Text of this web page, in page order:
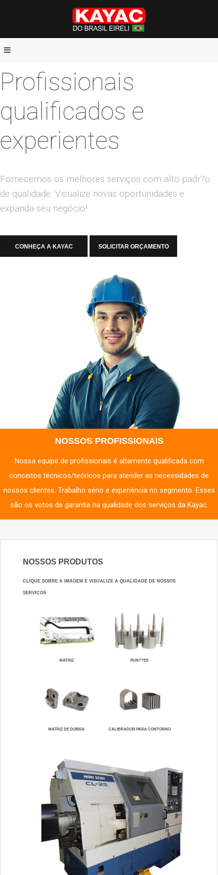
Profissionais
qualificados e
experientes
Fornecemos os melhores serviços com alto padr?o
de qualidade. Visualize novas oportunidades e
expanda seu negócio!
CONHEÇA A KAYAC SOLICITAR ORÇAMENTO
NOSSOS PROFISSIONAIS
Nossa equipe de profissionais é altamente qualificada com
conceitos técnicos/teóricos para atender as necessidades de
nossos clientes. Trabalho sério e experiência no segmento. Esses
são os votos de garantia na qualidade dos serviços da Kayac.
NOSSOS PRODUTOS
CLIQUE SOBRE A IMAGEM E VISUALIZE A QUALIDADE DE NOSSOS
SERVIÇOS
MATRIZ PUN??ES
MATRIZ DE DOBRA CALIBRADOR PARA CONTORNO